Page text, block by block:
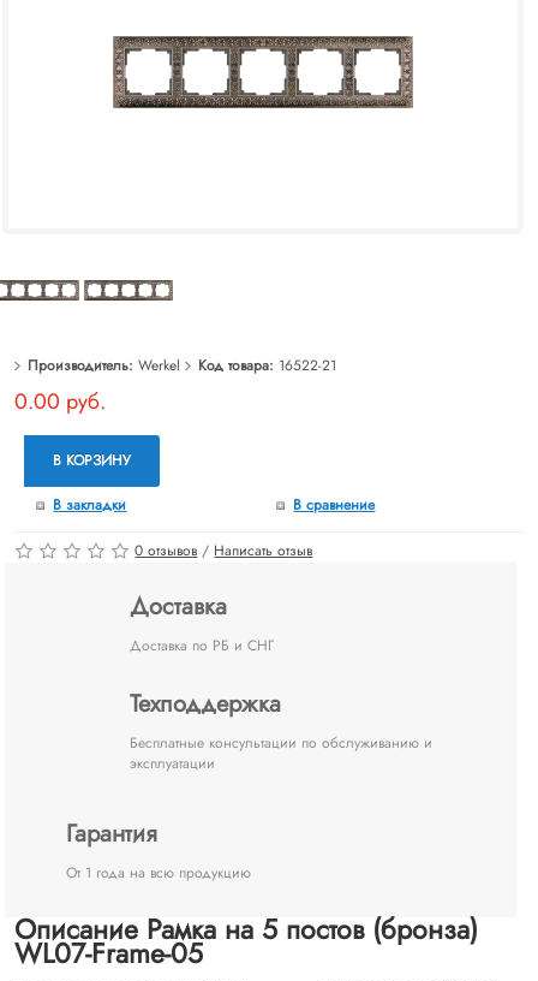
Производитель: Werkel Код товара: 16522-21
0.00 руб.
В КОРЗИНУ
В закладки В сравнение
0 отзывов / Написать отзыв
Доставка
Доставка по РБ и СНГ
Техподдержка
Бесплатные консультации по обслуживанию и
эксплуатации
Гарантия
От 1 года на всю продукцию
Описание Рамка на 5 постов (бронза)
WL07-Frame-05